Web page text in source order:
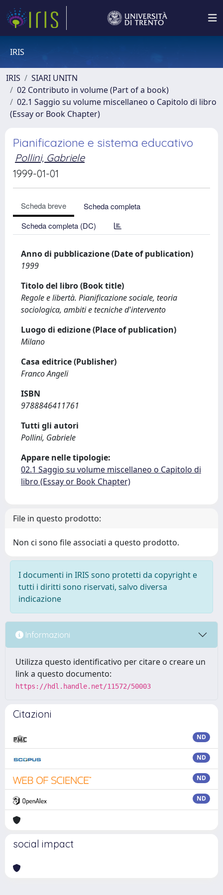
IRIS
IRIS
SIARI UNITN
02 Contributo in volume (Part of a book)
02.1 Saggio su volume miscellaneo o Capitolo di libro
(Essay or Book Chapter)
Pianificazione e sistema educativo
Pollini, Gabriele
1999-01-01
Scheda breve
Scheda completa
Scheda completa (DC)
Anno di pubblicazione (Date of publication)
1999
Titolo del libro (Book title)
Regole e libertà. Pianificazione sociale, teoria
sociologica, ambiti e tecniche d'intervento
Luogo di edizione (Place of publication)
Milano
Casa editrice (Publisher)
Franco Angeli
ISBN
9788846411761
Tutti gli autori
Pollini, Gabriele
Appare nelle tipologie:
02.1 Saggio su volume miscellaneo o Capitolo di
libro (Essay or Book Chapter)
File in questo prodotto:
Non ci sono file associati a questo prodotto.
I documenti in IRIS sono protetti da copyright e
tutti i diritti sono riservati, salvo diversa
indicazione
Informazioni
Utilizza questo identificativo per citare o creare un
link a questo documento:
https://hdl.handle.net/11572/50003
Citazioni
ND
ND
ND
ND
social impact